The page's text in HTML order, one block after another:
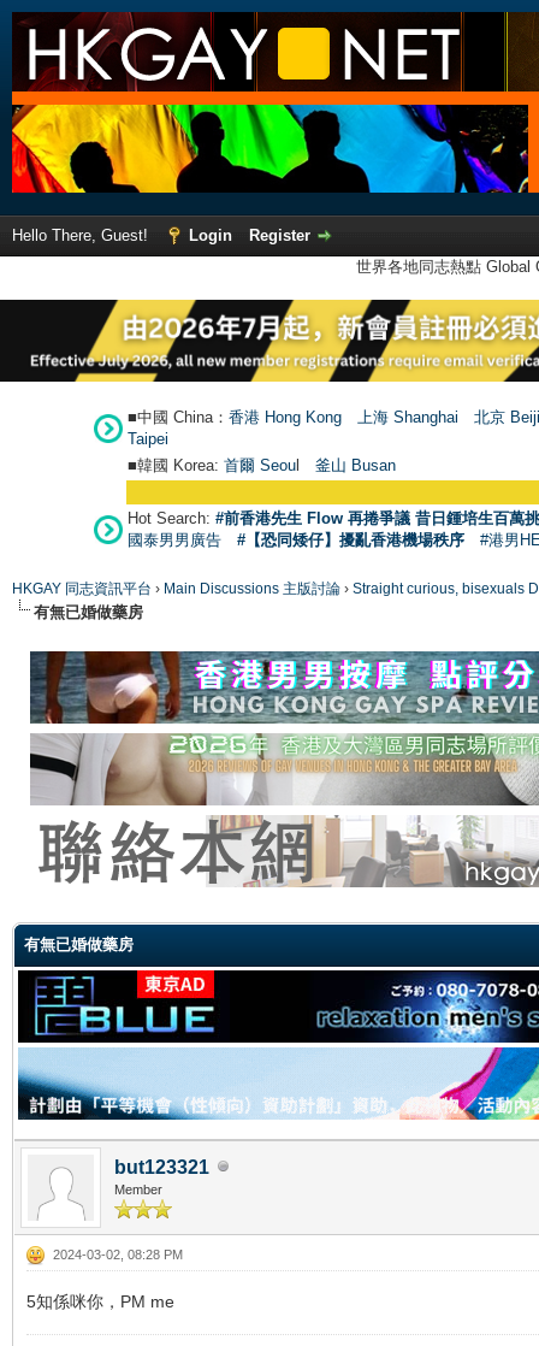
Hello There, Guest! Login
Register
世界各地同志熱點
■中國 China： 香港 Hong Kong 上海 Shanghai
北京
Taipei
■韓國 Korea: 首爾 Seoul 釜山 Busan
Hot Search: #前香港先生 Flow 再捲爭議 昔日鍾培生百萬
國泰男男廣告
#【恐同矮仔】擾亂香港機場秩序 #港男
HKGAY 同志資訊平台 › Main Discussions 主版討論 › Straight curious, bisexuals
有無已婚做藥房
有無已婚做藥房
but123321
Member
2024-03-02, 08:28 PM
5知係咪你，PM me